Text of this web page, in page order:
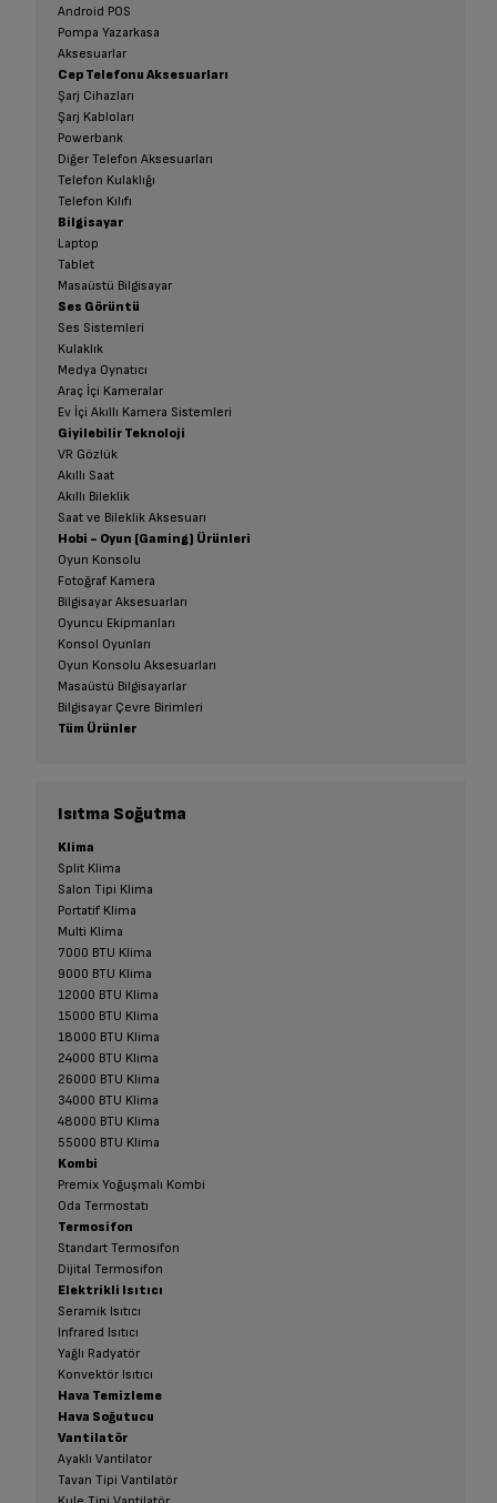
Android POS
Pompa Yazarkasa
Aksesuarlar
Cep Telefonu Aksesuarları
Şarj Cihazları
Şarj Kabloları
Powerbank
Diğer Telefon Aksesuarları
Telefon Kulaklığı
Telefon Kılıfı
Bilgisayar
Laptop
Tablet
Masaüstü Bilgisayar
Ses Görüntü
Ses Sistemleri
Kulaklık
Medya Oynatıcı
Araç İçi Kameralar
Ev İçi Akıllı Kamera Sistemleri
Giyilebilir Teknoloji
VR Gözlük
Akıllı Saat
Akıllı Bileklik
Saat ve Bileklik Aksesuarı
Hobi - Oyun (Gaming) Ürünleri
Oyun Konsolu
Fotoğraf Kamera
Bilgisayar Aksesuarları
Oyuncu Ekipmanları
Konsol Oyunları
Oyun Konsolu Aksesuarları
Masaüstü Bilgisayarlar
Bilgisayar Çevre Birimleri
Tüm Ürünler
Isıtma Soğutma
Klima
Split Klima
Salon Tipi Klima
Portatif Klima
Multi Klima
7000 BTU Klima
9000 BTU Klima
12000 BTU Klima
15000 BTU Klima
18000 BTU Klima
24000 BTU Klima
26000 BTU Klima
34000 BTU Klima
48000 BTU Klima
55000 BTU Klima
Kombi
Premix Yoğuşmalı Kombi
Oda Termostatı
Termosifon
Standart Termosifon
Dijital Termosifon
Elektrikli Isıtıcı
Seramik Isıtıcı
Infrared Isıtıcı
Yağlı Radyatör
Konvektör Isıtıcı
Hava Temizleme
Hava Soğutucu
Vantilatör
Ayaklı Vantilator
Tavan Tipi Vantilatör